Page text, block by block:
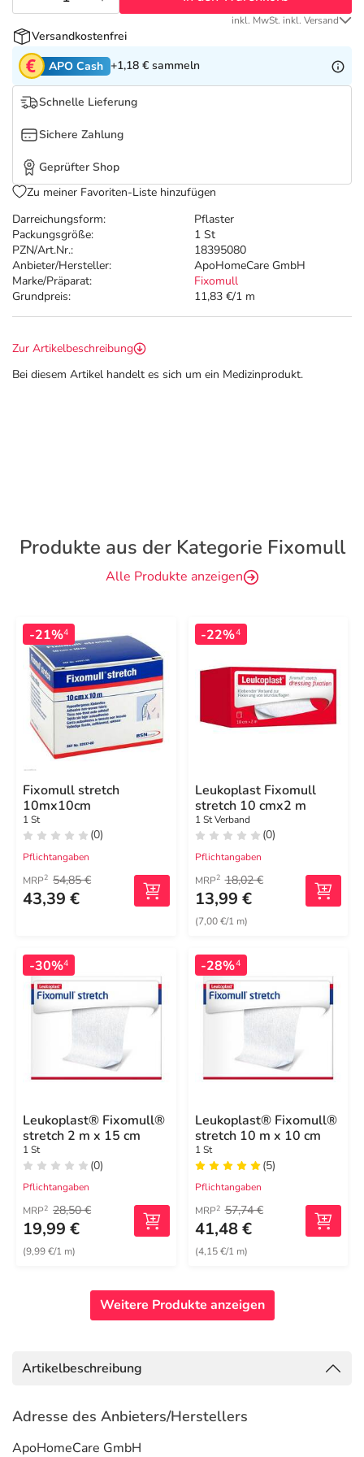
Tierapotheke
Vitamine & Mineralstoffe
Marken
Salus Deals
Darreichungsform:
Pflaster
Packungsgröße:
1 St
PZN/Art.Nr.:
18395080
Anbieter/Hersteller:
ApoHomeCare GmbH
Marke/Präparat:
Fixomull
Grundpreis:
11,83 €/1 m
inkl. MwSt. inkl. Versand
Versandkostenfrei
APO Cash +1,18 € sammeln
Schnelle Lieferung
Sichere Zahlung
Geprüfter Shop
Zu meiner Favoriten-Liste hinzufügen
Zur Artikelbeschreibung
Bei diesem Artikel handelt es sich um ein Medizinprodukt.
Produkte aus der Kategorie Fixomull
Alle Produkte anzeigen
-21%4
Fixomull stretch
10mx10cm
1 St
(0)
Pflichtangaben
MRP2 54,85 €
43,39 €
-22%4
Leukoplast Fixomull
stretch 10 cmx2 m
1 St Verband
(0)
Pflichtangaben
MRP2 18,02 €
13,99 €
(7,00 €/1 m)
-30%4
Leukoplast® Fixomull®
stretch 2 m x 15 cm
1 St
(0)
Pflichtangaben
MRP2 28,50 €
19,99 €
(9,99 €/1 m)
-28%4
Leukoplast® Fixomull®
stretch 10 m x 10 cm
1 St
(5)
Pflichtangaben
MRP2 57,74 €
41,48 €
(4,15 €/1 m)
Weitere Produkte anzeigen
Artikelbeschreibung
Adresse des Anbieters/Herstellers
ApoHomeCare GmbH